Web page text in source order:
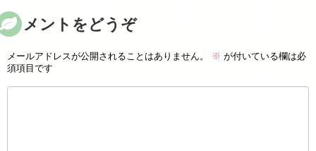
コメントをどうぞ
メールアドレスが公開されることはありません。 ※ が付いている欄は必
須項目です